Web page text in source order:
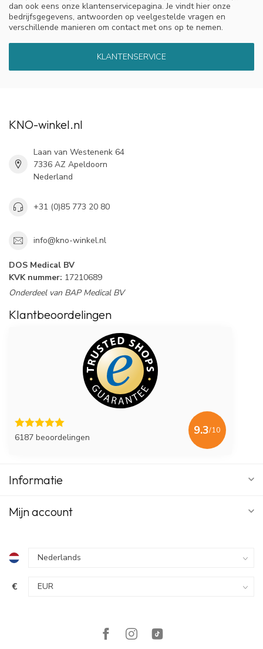
dan ook eens onze klantenservicepagina. Je vindt hier onze
bedrijfsgegevens, antwoorden op veelgestelde vragen en
verschillende manieren om contact met ons op te nemen.
KLANTENSERVICE
KNO-winkel.nl
Laan van Westenenk 64
7336 AZ Apeldoorn
Nederland
+31 (0)85 773 20 80
info@kno-winkel.nl
DOS Medical BV
KVK nummer: 17210689
Onderdeel van BAP Medical BV
Klantbeoordelingen
6187 beoordelingen
9.3/10
Informatie
Mijn account
€